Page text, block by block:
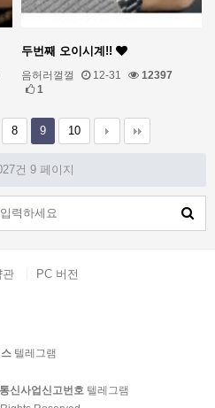
두번째 오이시계!!
음허러껄껄 12-31
12397
1
8 9 10
건 9 페이지
관 PC 버전
텔레그램
신사업신고번호 텔레그램